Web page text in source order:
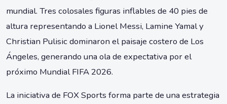
mundial. Tres colosales figuras inflables de 40 pies de
altura representando a Lionel Messi, Lamine Yamal y
Christian Pulisic dominaron el paisaje costero de Los
Ángeles, generando una ola de expectativa por el
próximo Mundial FIFA 2026.
La iniciativa de FOX Sports forma parte de una estrategia